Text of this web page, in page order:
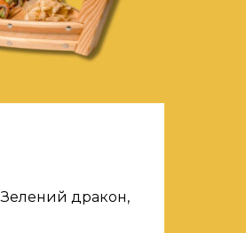
дракон,